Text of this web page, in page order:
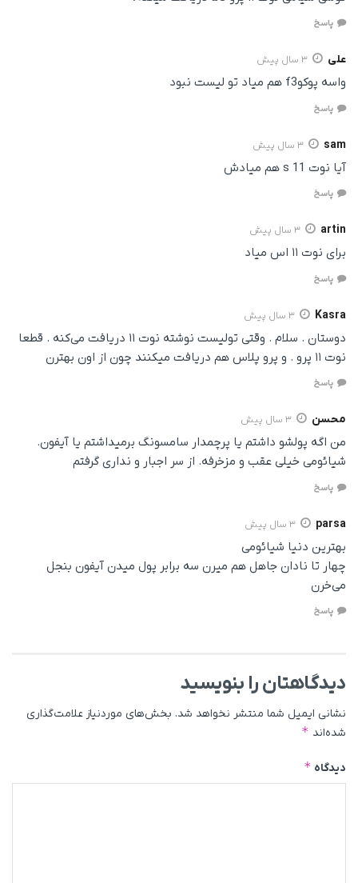
پاسخ
علی 3 سال پیش
واسه پوکوf3 هم میاد تو لیست نبود
پاسخ
sam 3 سال پیش
آیا نوت 11 s هم میادش
پاسخ
artin 3 سال پیش
برای نوت ۱۱ اس میاد
پاسخ
Kasra 3 سال پیش
دوستان . سلام . وقتی تولیست نوشته نوت ۱۱ دریافت می‌کنه . قطعا
نوت ۱۱ پرو . و پرو پلاس هم دریافت میکنند چون از اون بهترن
پاسخ
محسن 3 سال پیش
من اگه پولشو داشتم یا پرچمدار سامسونگ برمیداشتم یا آیفون.
شیائومی خیلی عقب و مزخرفه. از سر اجبار و نداری گرفتم
پاسخ
parsa 3 سال پیش
بهترین دنیا شیائومی
چهار تا نادان جاهل هم میرن سه برابر پول میدن آیفون بنجل
می‌خرن
پاسخ
دیدگاهتان را بنویسید
نشانی ایمیل شما منتشر نخواهد شد. بخش‌های موردنیاز علامت‌گذاری
شده‌اند *
دیدگاه *